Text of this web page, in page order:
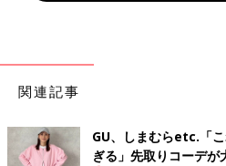
関連記事
GU、しまむらetc.「
ぎる」先取りコーデ